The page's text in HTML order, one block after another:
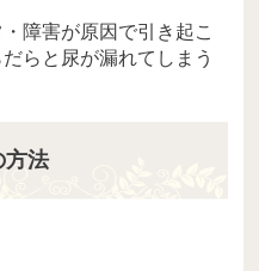
障害が原因で引き起こ
らと尿が漏れてしまう
方法